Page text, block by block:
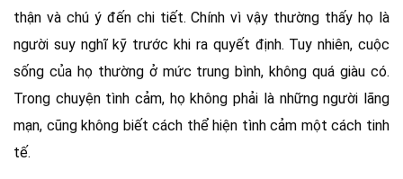
thận và chú ý đến chi tiết. Chính vì vậy thường thấy họ là
người suy nghĩ kỹ trước khi ra quyết định. Tuy nhiên, cuộc
sống của họ thường ở mức trung bình, không quá giàu có.
Trong chuyện tình cảm, họ không phải là những người lãng
mạn, cũng không biết cách thể hiện tình cảm một cách tinh
tế.